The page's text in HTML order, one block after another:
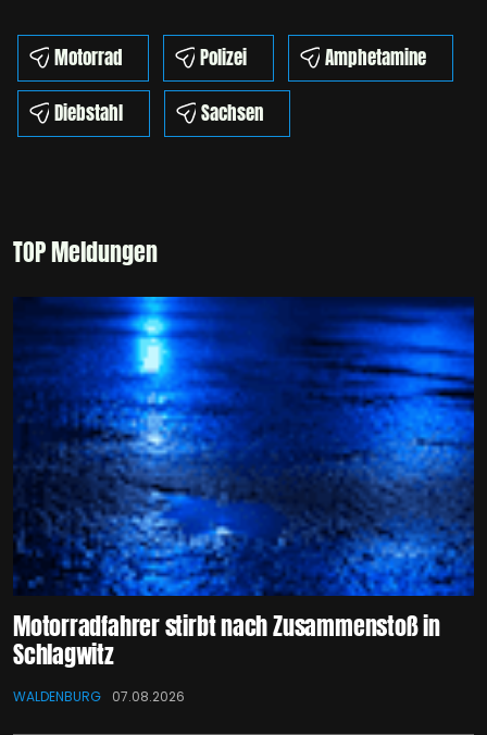
Motorrad Polizei
Amphetamine
Diebstahl
Sachsen
TOP Meldungen
Motorradfahrer stirbt nach Zusammenstoß in
Schlagwitz
WALDENBURG 07.08.2026